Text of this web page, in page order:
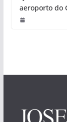
aeroporto do